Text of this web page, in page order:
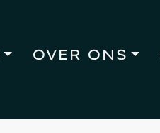
OVER ONS